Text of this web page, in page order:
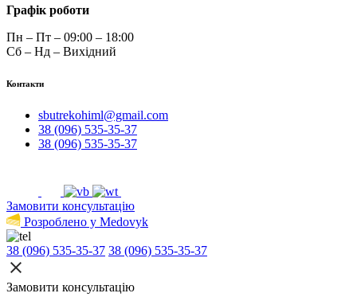
Графік роботи
Пн – Пт – 09:00 – 18:00
Сб – Нд – Вихідний
Контакти
sbutrekohiml@gmail.com
38 (096) 535-35-37
38 (096) 535-35-37
Замовити консультацію
Розроблено у Medovyk
38 (096) 535-35-37 38 (096) 535-35-37
Замовити консультацію